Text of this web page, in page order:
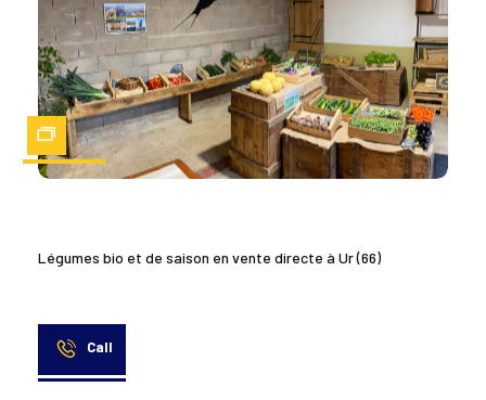
Zoom
Légumes bio et de saison en vente directe à Ur (66)
Call